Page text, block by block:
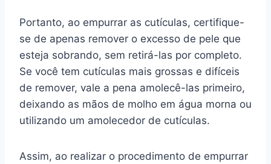
Portanto, ao empurrar as cutículas, certifique-
se de apenas remover o excesso de pele que
esteja sobrando, sem retirá-las por completo.
Se você tem cutículas mais grossas e difíceis
de remover, vale a pena amolecê-las primeiro,
deixando as mãos de molho em água morna ou
utilizando um amolecedor de cutículas.
Assim, ao realizar o procedimento de empurrar